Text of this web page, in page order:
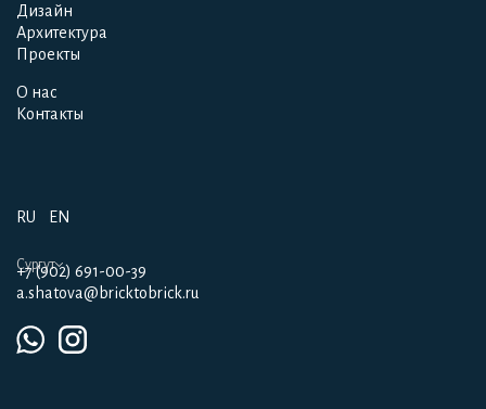
Дизайн
Дизайн
Архитектура
Архитектура
Проекты
О нас
О нас
Контакты
RU EN
Сургут
+7 (902) 691-00-39
a.shatova@bricktobrick.ru